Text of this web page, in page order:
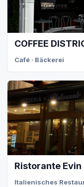
COFFEE
Café · Bäckerei
Ristorante Evin
Italienisches